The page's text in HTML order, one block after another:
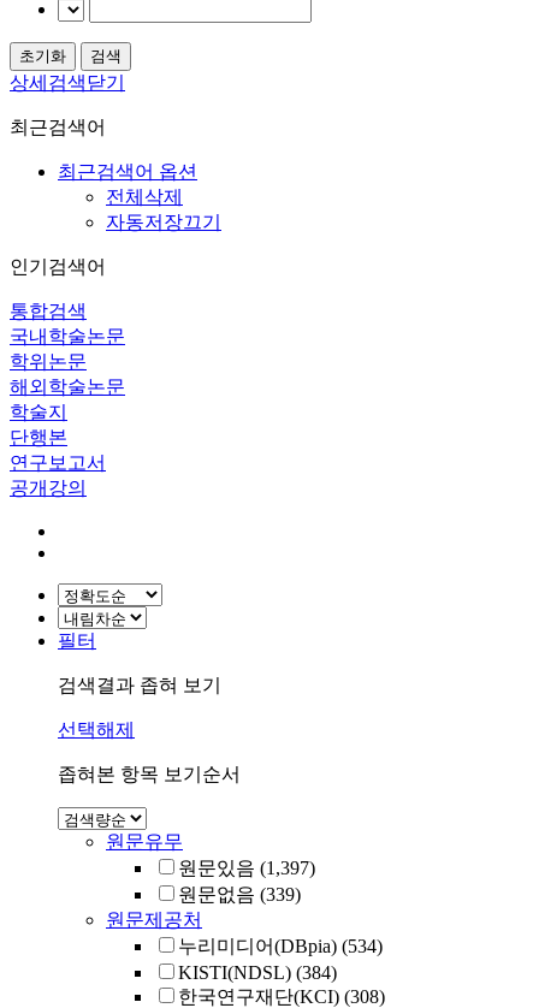
상세검색닫기
최근검색어
최근검색어 옵션
전체삭제
자동저장끄기
인기검색어
통합검색
국내학술논문
학위논문
해외학술논문
학술지
단행본
연구보고서
공개강의
필터
검색결과 좁혀 보기
선택해제
좁혀본 항목 보기순서
원문유무
원문있음 (1,397)
원문없음 (339)
원문제공처
누리미디어(DBpia) (534)
KISTI(NDSL) (384)
한국연구재단(KCI) (308)